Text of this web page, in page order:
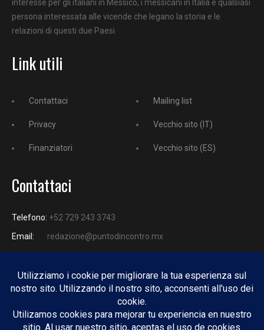
interesse per gli italiani in Messico, i messicani in Italia e qualsiasi
persona interessata alle vicende che legano la storia e le
relazioni di questi due Paesi.
Link utili
Contattaci
Privacy
Finanziatori
Mailing list
Vecchio sito (IT)
Vecchio sito (ES)
Contattaci
Telefono: +52 729 243 3743
Email:
redazione@puntodincontro.mx
PUNTODINCONTRO